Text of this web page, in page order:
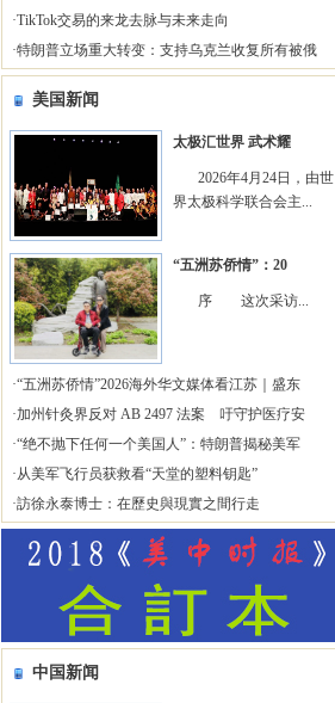
·TikTok交易的来龙去脉与未来走向
·特朗普立场重大转变：支持乌克兰收复所有被俄
美国新闻
太极汇世界 武术耀
2026年4月24日，由世
界太极科学联合会主...
“五洲苏侨情”：20
序 这次采访...
·“五洲苏侨情”2026海外华文媒体看江苏｜盛东
·加州针灸界反对 AB 2497 法案 吁守护医疗安
·“绝不抛下任何一个美国人”：特朗普揭秘美军
·从美军飞行员获救看“天堂的塑料钥匙”
·訪徐永泰博士：在歷史與現實之間行走
中国新闻